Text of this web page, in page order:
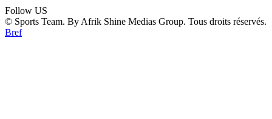
Follow US
© Sports Team. By Afrik Shine Medias Group. Tous droits réservés.
Bref